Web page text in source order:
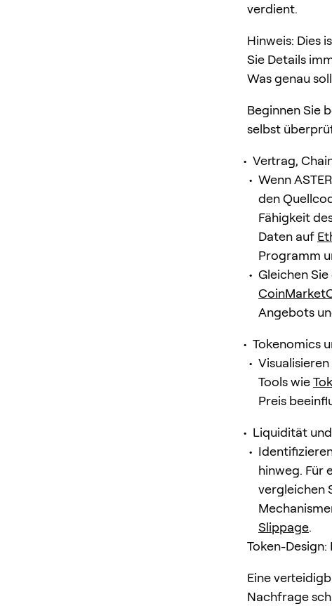
verdient.
Hinweis: Dies
Sie Details
Was genau
Beginnen Sie
selbst
Vertrag,
Wenn
den
Fähigkeit
Daten auf
Programm
Gleichen
Angebots
Tokenomics
Tools wie
Preis
Liquidität
hinweg. Für
vergleichen
Slippage.
Token-
Eine
Nachfrage